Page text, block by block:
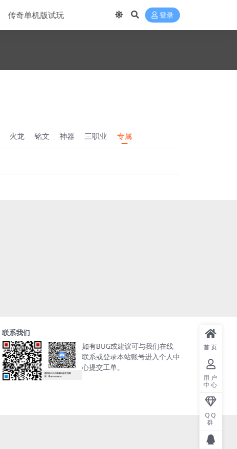
传奇单机版试玩 登录
火龙 铭文 神器 三职业 专属
联系我们
如有BUG或建议可与我们在线
联系或登录本站账号进入个人中
心提交工单。
首页
用户
中心
QQ
群